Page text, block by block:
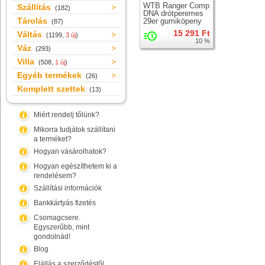
Szállítás (182)
Tárolás (87)
Váltás (1199, 3 új)
Váz (293)
Villa (508, 1 új)
Egyéb termékek (26)
Komplett szettek (13)
Miért rendelj tőlünk?
Mikorra tudjátok szállítani
a terméket?
Hogyan vásárolhatok?
Hogyan egészíthetem ki a
rendelésem?
Szállítási információk
Bankkártyás fizetés
Csomagcsere.
Egyszerűbb, mint
gondolnád!
Blog
WTB Ranger Comp
DNA drótperemes
29er gumiköpeny
15 291 Ft
10 %